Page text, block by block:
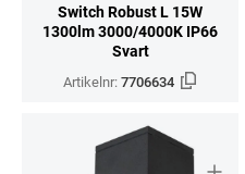
Switch Robust L 15W
1300lm 3000/4000K IP66
Svart
Artikelnr:7706634